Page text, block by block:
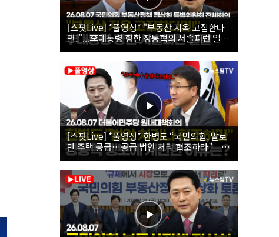
[스팟Live] *풀영상* "부동산 지옥 고집한다
면!"...李대통령 향한 장동혁의 서슬퍼런 일갈
| 26.08.07 국민의힘 부동산정책 정상화 특별
위원회 전체회의
[스팟Live] *풀영상* 한병도 “국민의힘, 말로
만 주택 공급…공급 법안 처리 협조하라”｜
26.08.07 더불어민주당 원내대책회의